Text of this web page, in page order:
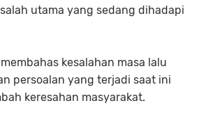
utama yang sedang dihadapi
kesalahan masa lalu
persoalan yang terjadi saat ini
keresahan masyarakat.